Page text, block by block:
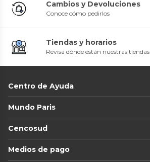
Cambios y Devoluciones
Conoce cómo pedirlos
Tiendas y horarios
Revisa dónde están nuestras tiendas
Centro de Ayuda
Mundo Paris
Cencosud
Medios de pago